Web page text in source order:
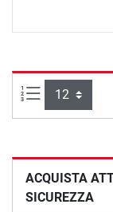
Articoli per
ACQUISTA
SICUREZZA